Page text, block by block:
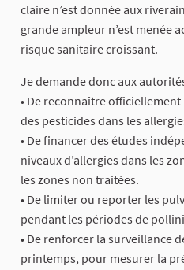
claire n’est donnée aux
grande ampleur n’est menée
risque sanitaire croissant.
Je demande donc aux
• De reconnaître
des pesticides dans les
• De financer des études
niveaux d’allergies dans les
les zones non traitées.
• De limiter ou reporter les
pendant les périodes de
• De renforcer la surveillance
printemps, pour mesurer la